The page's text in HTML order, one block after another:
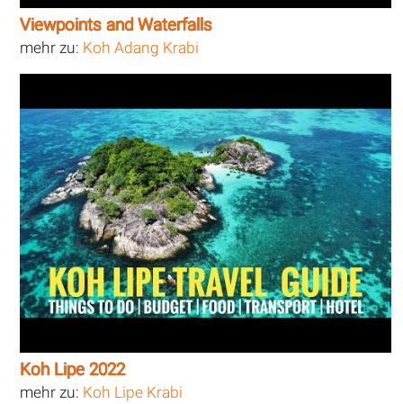
Viewpoints and Waterfalls
mehr zu: Koh Adang Krabi
Koh Lipe 2022
mehr zu: Koh Lipe Krabi